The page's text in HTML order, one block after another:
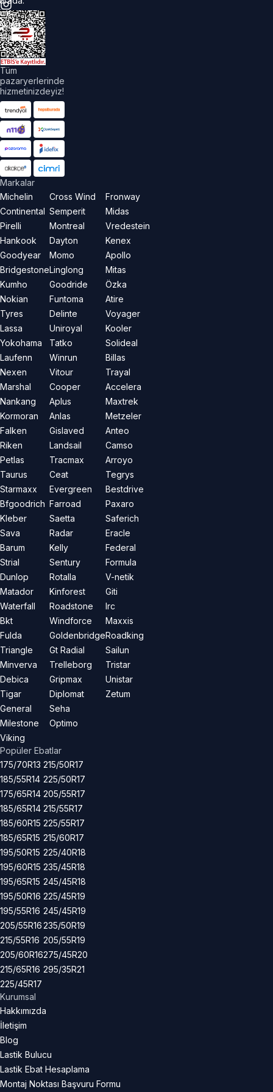
Tüm
pazaryerlerinde
hizmetinizdeyiz!
Markalar
Michelin
Continental
Pirelli
Hankook
Goodyear
Bridgestone
Kumho
Nokian
Tyres
Lassa
Yokohama
Laufenn
Nexen
Marshal
Nankang
Kormoran
Falken
Riken
Petlas
Taurus
Starmaxx
Bfgoodrich
Kleber
Sava
Barum
Strial
Dunlop
Matador
Waterfall
Bkt
Fulda
Triangle
Minverva
Debica
Tigar
General
Milestone
Viking
Cross Wind
Semperit
Montreal
Dayton
Momo
Linglong
Goodride
Funtoma
Delinte
Uniroyal
Tatko
Winrun
Vitour
Cooper
Aplus
Anlas
Gislaved
Landsail
Tracmax
Ceat
Evergreen
Farroad
Saetta
Radar
Kelly
Sentury
Rotalla
Kinforest
Roadstone
Windforce
Goldenbridge
Gt Radial
Trelleborg
Gripmax
Diplomat
Seha
Optimo
Fronway
Midas
Vredestein
Kenex
Apollo
Mitas
Özka
Atire
Voyager
Kooler
Solideal
Billas
Trayal
Accelera
Maxtrek
Metzeler
Anteo
Camso
Arroyo
Tegrys
Bestdrive
Paxaro
Saferich
Eracle
Federal
Formula
V-netik
Giti
Irc
Maxxis
Roadking
Sailun
Tristar
Unistar
Zetum
Popüler Ebatlar
175/70R13
185/55R14
175/65R14
185/65R14
185/60R15
185/65R15
195/50R15
195/60R15
195/65R15
195/50R16
195/55R16
205/55R16
215/55R16
205/60R16
215/65R16
225/45R17
215/50R17
225/50R17
205/55R17
215/55R17
225/55R17
215/60R17
225/40R18
235/45R18
245/45R18
225/45R19
245/45R19
235/50R19
205/55R19
275/45R20
295/35R21
Kurumsal
Hakkımızda
İletişim
Blog
Lastik Bulucu
Lastik Ebat Hesaplama
Montaj Noktası Başvuru Formu